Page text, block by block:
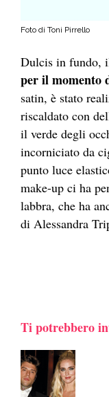
Foto di Toni Pirrello
Dulcis in fundo,
per il momento
satin, è stato
riscaldato con
il verde degli
incorniciato da
punto luce
make-up ci ha
labbra, che ha
di Alessandra
Ti potrebbero